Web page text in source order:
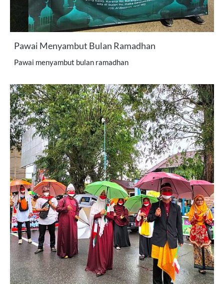
Pawai Menyambut Bulan Ramadhan
Pawai menyambut bulan ramadhan